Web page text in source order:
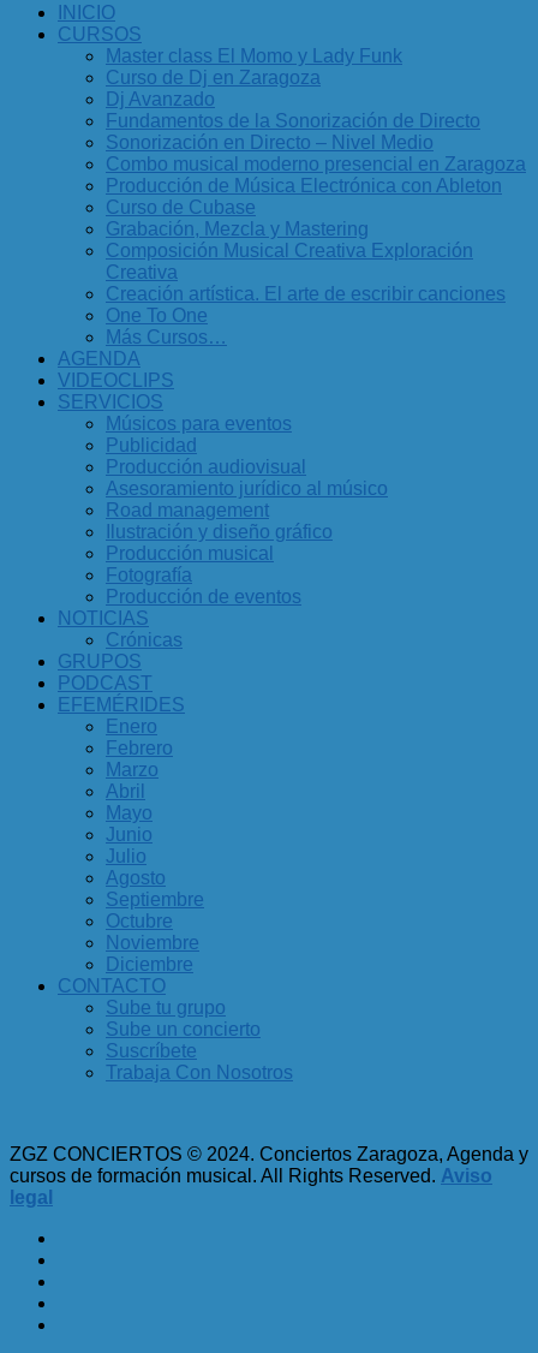
INICIO
CURSOS
Master class El Momo y Lady Funk
Curso de Dj en Zaragoza
Dj Avanzado
Fundamentos de la Sonorización de Directo
Sonorización en Directo – Nivel Medio
Combo musical moderno presencial en Zaragoza
Producción de Música Electrónica con Ableton
Curso de Cubase
Grabación, Mezcla y Mastering
Composición Musical Creativa Exploración
Creativa
Creación artística. El arte de escribir canciones
One To One
Más Cursos…
AGENDA
VIDEOCLIPS
SERVICIOS
Músicos para eventos
Publicidad
Producción audiovisual
Asesoramiento jurídico al músico
Road management
Ilustración y diseño gráfico
Producción musical
Fotografía
Producción de eventos
NOTICIAS
Crónicas
GRUPOS
PODCAST
EFEMÉRIDES
Enero
Febrero
Marzo
Abril
Mayo
Junio
Julio
Agosto
Septiembre
Octubre
Noviembre
Diciembre
CONTACTO
Sube tu grupo
Sube un concierto
Suscríbete
Trabaja Con Nosotros
ZGZ CONCIERTOS © 2024. Conciertos Zaragoza, Agenda y
cursos de formación musical. All Rights Reserved. Aviso
legal